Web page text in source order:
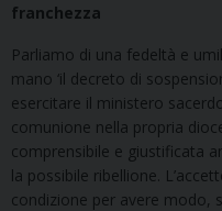
franchezza
Parliamo di una fedeltà e
mano ‘il decreto di
esercitare il ministero
comunione nella propria
comprensibile e giustificata
la possibile ribellione.
condizione per avere modo,